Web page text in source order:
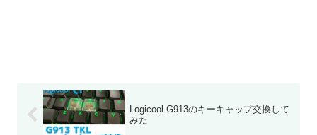
Logicool G913のキーキャップ交換して
みた